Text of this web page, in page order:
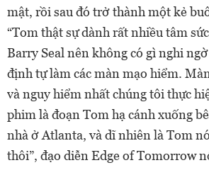
mật, rồi sau đó trở thành một kẻ
“Tom thật sự dành rất nhiều tâm
Barry Seal nên không có gì nghi
định tự làm các màn mạo hiểm.
và nguy hiểm nhất chúng tôi thực
phim là đoạn Tom hạ cánh xuống
nhà ở Atlanta, và dĩ nhiên là Tom
thôi”, đạo diễn Edge of Tomorrow